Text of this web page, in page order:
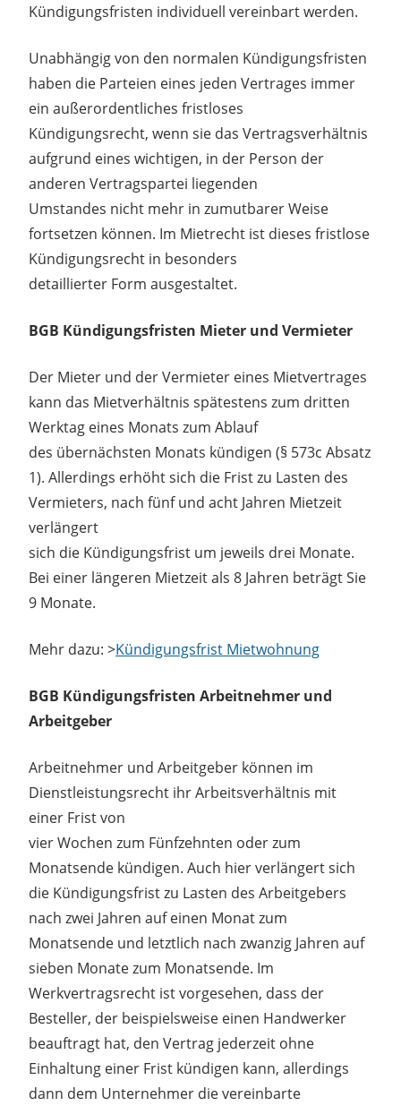
Kündigungsfristen individuell vereinbart werden.
Unabhängig von den normalen Kündigungsfristen
haben die Parteien eines jeden Vertrages immer
ein außerordentliches fristloses
Kündigungsrecht, wenn sie das Vertragsverhältnis
aufgrund eines wichtigen, in der Person der
anderen Vertragspartei liegenden
Umstandes nicht mehr in zumutbarer Weise
fortsetzen können. Im Mietrecht ist dieses fristlose
Kündigungsrecht in besonders
detaillierter Form ausgestaltet.
BGB Kündigungsfristen Mieter und Vermieter
Der Mieter und der Vermieter eines Mietvertrages
kann das Mietverhältnis spätestens zum dritten
Werktag eines Monats zum Ablauf
des übernächsten Monats kündigen (§ 573c Absatz
1). Allerdings erhöht sich die Frist zu Lasten des
Vermieters, nach fünf und acht Jahren Mietzeit
verlängert
sich die Kündigungsfrist um jeweils drei Monate.
Bei einer längeren Mietzeit als 8 Jahren beträgt Sie
9 Monate.
Mehr dazu: >Kündigungsfrist Mietwohnung
BGB Kündigungsfristen Arbeitnehmer und
Arbeitgeber
Arbeitnehmer und Arbeitgeber können im
Dienstleistungsrecht ihr Arbeitsverhältnis mit
einer Frist von
vier Wochen zum Fünfzehnten oder zum
Monatsende kündigen. Auch hier verlängert sich
die Kündigungsfrist zu Lasten des Arbeitgebers
nach zwei Jahren auf einen Monat zum
Monatsende und letztlich nach zwanzig Jahren auf
sieben Monate zum Monatsende. Im
Werkvertragsrecht ist vorgesehen, dass der
Besteller, der beispielsweise einen Handwerker
beauftragt hat, den Vertrag jederzeit ohne
Einhaltung einer Frist kündigen kann, allerdings
dann dem Unternehmer die vereinbarte